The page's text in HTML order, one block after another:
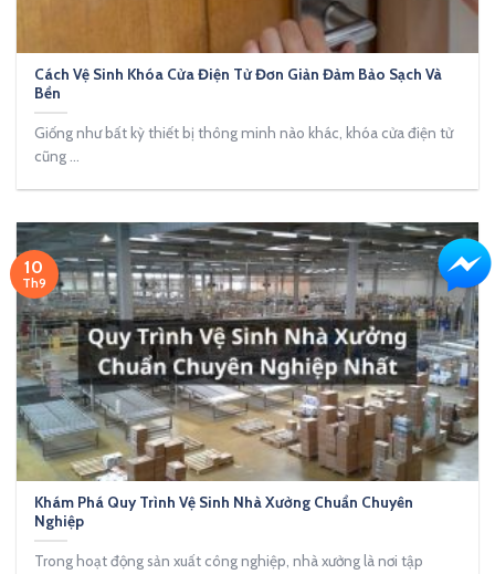
Cách Vệ Sinh Khóa Cửa Điện Tử Đơn Giản Đảm Bảo Sạch Và
Bền
Giống như bất kỳ thiết bị thông minh nào khác, khóa cửa điện tử
cũng ...
Khám Phá Quy Trình Vệ Sinh Nhà Xưởng Chuẩn Chuyên
Nghiệp
Trong hoạt động sản xuất công nghiệp, nhà xưởng là nơi tập
10
Th9